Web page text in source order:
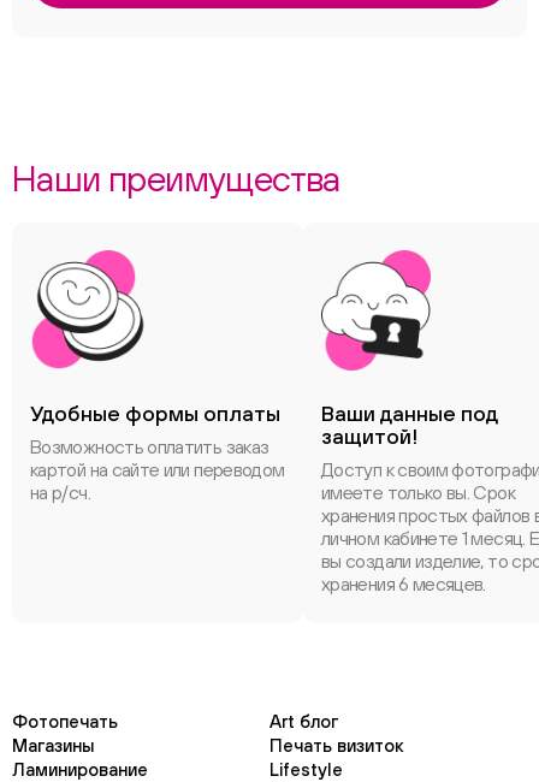
Наши преимущества
Удобные формы оплаты
Возможность оплатить заказ
картой на сайте или переводом
на р/сч.
Ваши данные под
защитой!
Доступ к своим
имеете только вы. Срок
хранения простых файлов
личном кабинете 1 месяц.
вы создали изделие, то
хранения 6 месяцев.
Фотопечать
Art блог
Магазины
Печать визиток
Ламинирование
Lifestyle